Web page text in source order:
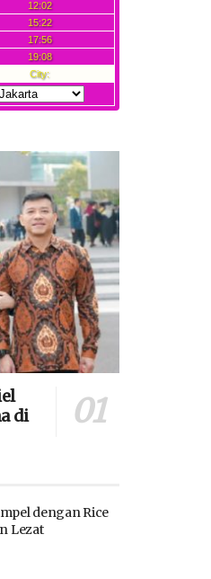
di
dengan Rice
Lezat